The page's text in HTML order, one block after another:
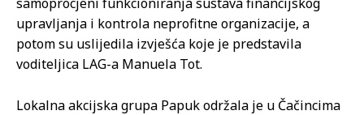
upravljanja i kontrola neprofitne organizacije, a
potom su uslijedila izvješća koje je predstavila
voditeljica LAG-a Manuela Tot.
Lokalna akcijska grupa Papuk održala je u Čačincima